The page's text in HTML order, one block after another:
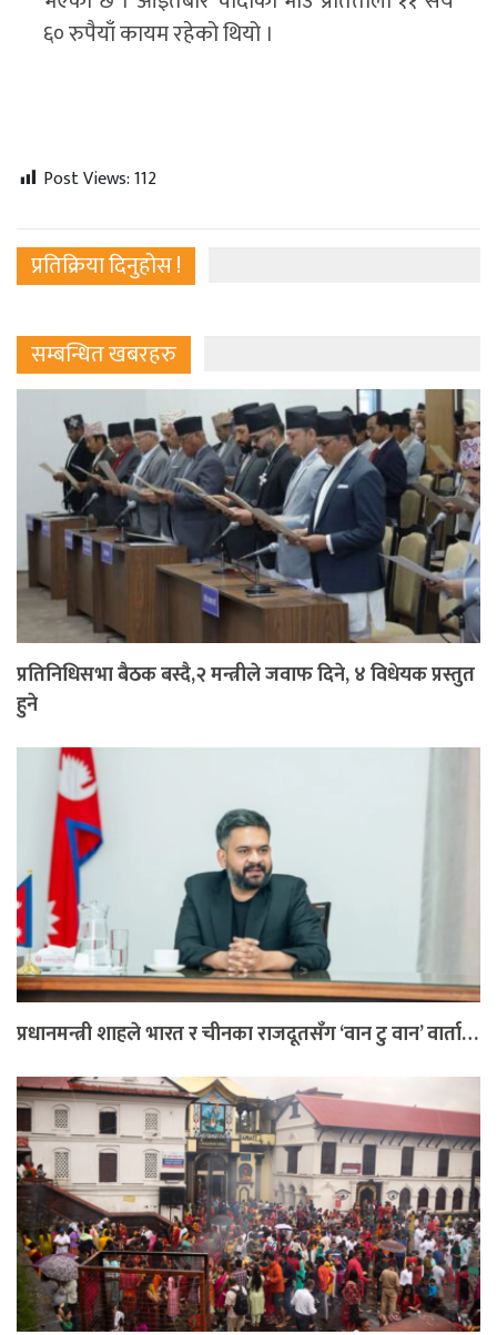
६० रुपैयाँ कायम रहेको थियो ।
Post Views:112
प्रतिक्रिया दिनुहोस !
सम्बन्धित खबरहरु
प्रतिनिधिसभा बैठक बस्दै,२ मन्त्रीले जवाफ दिने, ४ विधेयक प्रस्तुत
हुने
प्रधानमन्त्री शाहले भारत र चीनका राजदूतसँग ‘वान टु वान’ वार्ता…